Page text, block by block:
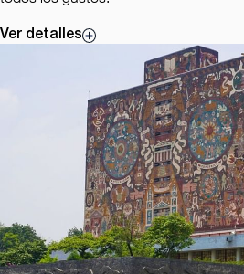
Ver detalles